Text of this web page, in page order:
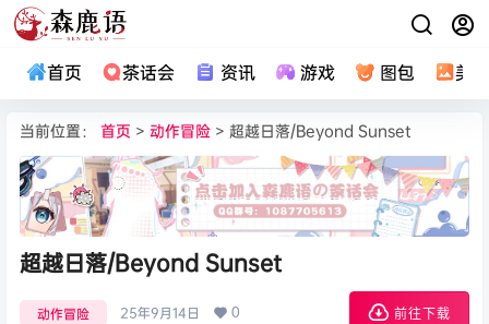
首页 茶话会 资讯 游戏 图包 美
当前位置： 首页 > 动作冒险 > 超越日落/Beyond Sunset
超越日落/Beyond Sunset
动作冒险 25年9月14日 0 前往下载